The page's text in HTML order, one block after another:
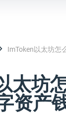
ImToken以太坊怎
太坊
资产